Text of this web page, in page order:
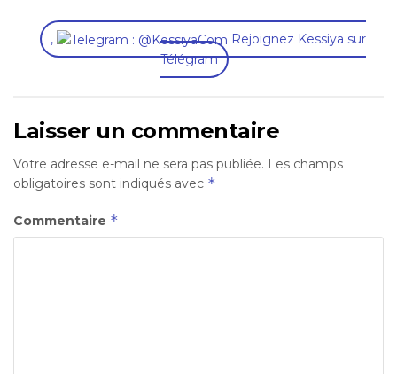
,
Rejoignez Kessiya sur
Télégram
Laisser un commentaire
Votre adresse e-mail ne sera pas publiée. Les champs
obligatoires sont indiqués avec *
Commentaire *